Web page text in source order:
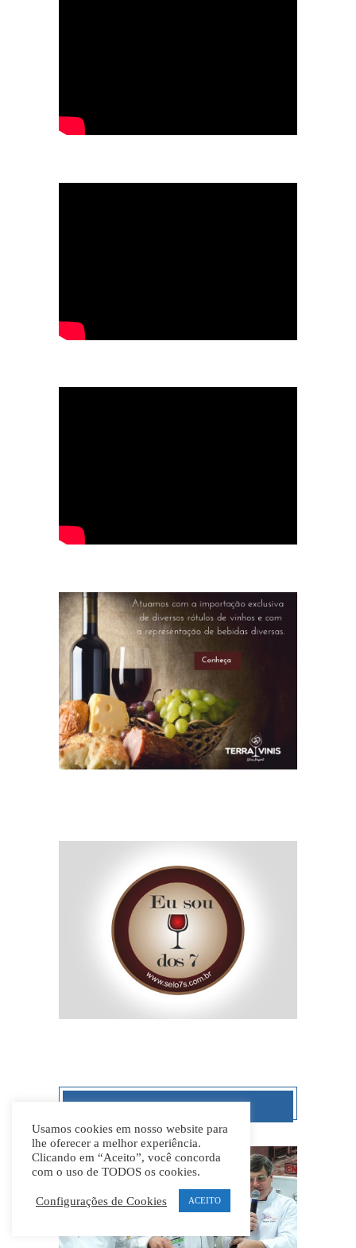
Usamos cookies em nosso website para
lhe oferecer a melhor experiência.
Clicando em “Aceito”, você concorda
com o uso de TODOS os cookies.
Configurações de Cookies ACEITO